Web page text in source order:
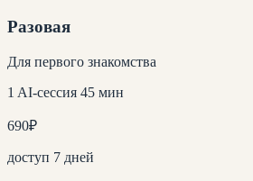
Разовая
Для первого знакомства
1 AI-сессия 45 мин
690₽
доступ 7 дней